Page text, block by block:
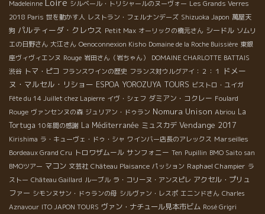
Madeleinne Loire シルベール・トリシャールのヌーヴォー Les Grands Verres
2018 Paris 世を動かす人 レストラン・フェルナンデーズ Shizuoka Japon 萬屋天
狗 パルティーダ・クレウス Petit Max オーリックの橋元さん シードル ソムリ
エの日野さん 大江さん Oenoconnexion Kisho Domaine de la Roche Buissière 東銀
座ヴィヴィエンヌ Rouge 岩田さん（岩ちゃん）
DOMAINE CHARLOTTE BATTAIS
渋谷 トマ・ピコ フランスワインの歴史 フランス対ウルグアイ：２：１
ドメー
ヌ・マルセル・リショー ESPOA YOROZUYA TOURS ビストロ・ユイガ
Fête du 14 Juillet chez Lapierre イヴ・シェフ ダミアン・コクレー Foulard
Rouge ヴァンセンヌの森 ジュリアン・ドゥラン Nomura Unison Abriou La
Tortuga 10年間の感謝 La Méditerranée ミュスカデ Vendange 2017
Kirishima ラ・キューヴェ・ドゥ・シャ ワインバー店長のアレックス Marseilles
Bordeaux Grand Cru トロワザムール サンフォニー Ten Pupillin BMO Saito san
BMOツアー マコン 文芸社 Château Plaisance パッション Raphael Champier ラ
ストー Château Gaillard ルーブル ラ・コリーヌ・アンスピレ アクセル・プリュ
ファー シモンヌサン・ドゥランの母 シルヴァン・レスポ エニンドさん Charles
Aznavour ITO JAPON TOURS ヴァン・ナチュール見本市ビム Rosé Grigri